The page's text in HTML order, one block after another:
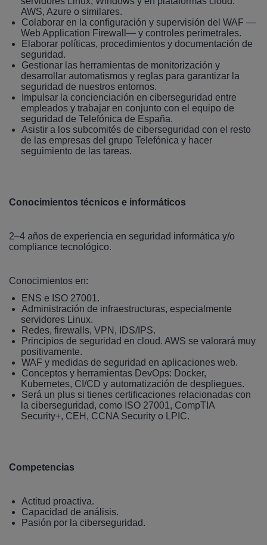
AWS, Azure o similares.
Colaborar en la configuración y supervisión del WAF —
Web Application Firewall— y controles perimetrales.
Elaborar políticas, procedimientos y documentación de
seguridad.
Gestionar las herramientas de monitorización y
desarrollar automatismos y reglas para garantizar la
seguridad de nuestros entornos.
Impulsar la concienciación en ciberseguridad entre
empleados y trabajar en conjunto con el equipo de
seguridad de Telefónica de España.
Asistir a los subcomités de ciberseguridad con el resto
de las empresas del grupo Telefónica y hacer
seguimiento de las tareas.
Conocimientos técnicos e informáticos
2–4 años de experiencia en seguridad informática y/o
compliance tecnológico.
Conocimientos en:
ENS e ISO 27001.
Administración de infraestructuras, especialmente
servidores Linux.
Redes, firewalls, VPN, IDS/IPS.
Principios de seguridad en cloud. AWS se valorará muy
positivamente.
WAF y medidas de seguridad en aplicaciones web.
Conceptos y herramientas DevOps: Docker,
Kubernetes, CI/CD y automatización de despliegues.
Será un plus si tienes certificaciones relacionadas con
la ciberseguridad, como ISO 27001, CompTIA
Security+, CEH, CCNA Security o LPIC.
Competencias
Actitud proactiva.
Capacidad de análisis.
Pasión por la ciberseguridad.